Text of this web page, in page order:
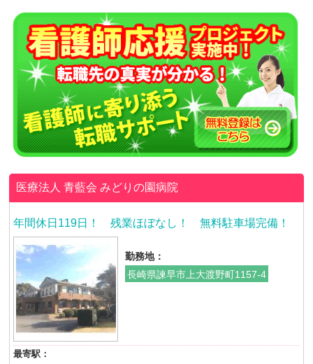
医療法人 青藍会みどりの園病院
年間休日119日！ 残業ほぼなし！ 無料駐車場完備！
勤務地：
長崎県諫早市上大渡野町1157-4
最寄駅：